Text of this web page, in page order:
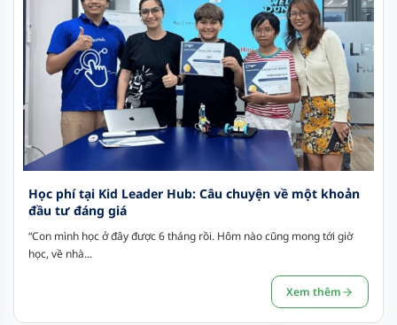
Học phí tại Kid Leader Hub: Câu chuyện về một khoản
đầu tư đáng giá
“Con mình học ở đây được 6 tháng rồi. Hôm nào cũng mong tới giờ
học, về nhà...
Xem thêm